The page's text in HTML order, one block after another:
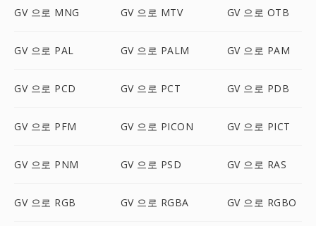
GV 으로 MNG GV 으로 MTV GV 으로 OTB
GV 으로 PAL GV 으로 PALM GV 으로 PAM
GV 으로 PCD GV 으로 PCT GV 으로 PDB
GV 으로 PFM GV 으로 PICON GV 으로 PICT
GV 으로 PNM GV 으로 PSD GV 으로 RAS
GV 으로 RGB GV 으로 RGBA GV 으로 RGBO